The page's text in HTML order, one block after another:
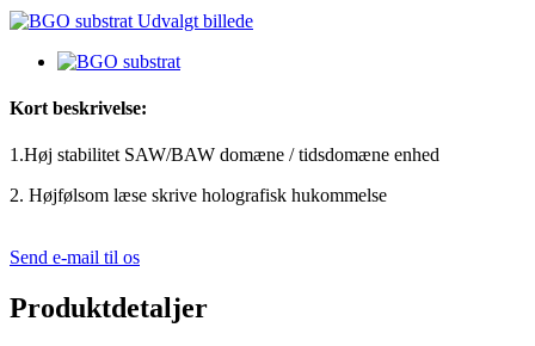
Kort beskrivelse:
1.Høj stabilitet SAW/BAW domæne / tidsdomæne enhed
2. Højfølsom læse skrive holografisk hukommelse
Send e-mail til os
Produktdetaljer